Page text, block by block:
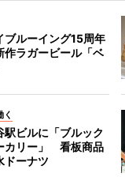
ブルーイング15周年
ラガービール「ベ
く
駅ビルに「ブルック
カリー」 看板商品
ドーナツ